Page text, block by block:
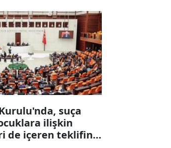
suça
ilişkin
de içeren teklifin 6